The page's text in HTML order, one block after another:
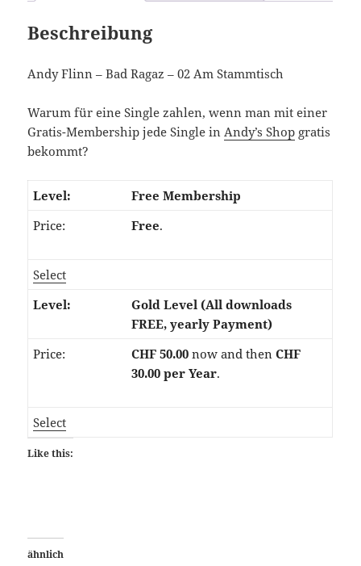
Beschreibung
Andy Flinn – Bad Ragaz – 02 Am Stammtisch
Warum für eine Single zahlen, wenn man mit einer
Gratis-Membership jede Single in Andy’s Shop gratis
bekommt?
Free Membership
Free.
Select
Gold Level (All downloads
FREE, yearly Payment)
CHF 50.00 now and thenCHF
30.00 per Year.
Select
Like this:
ähnlich